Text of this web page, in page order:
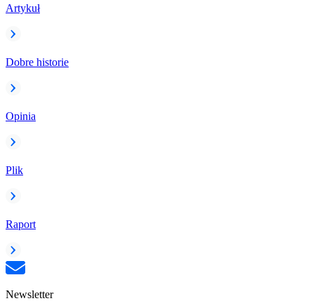
Artykuł
Dobre historie
Opinia
Plik
Raport
Newsletter